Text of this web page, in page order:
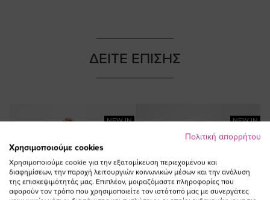
NEW IN NEW IN
ΔΕΙΤΕ ΕΠΙΣΗΣ
Πολιτική απορρήτου
Χρησιμοποιούμε cookies
Χρησιμοποιούμε cookie για την εξατομίκευση περιεχομένου και
διαφημίσεων, την παροχή λειτουργιών κοινωνικών μέσων και την ανάλυση
της επισκεψιμότητάς μας. Επιπλέον, μοιραζόμαστε πληροφορίες που
αφορούν τον τρόπο που χρησιμοποιείτε τον ιστότοπό μας με συνεργάτες